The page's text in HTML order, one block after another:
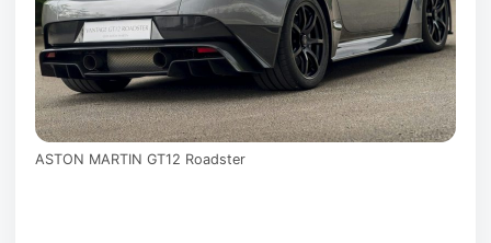
ASTON MARTIN GT12 Roadster